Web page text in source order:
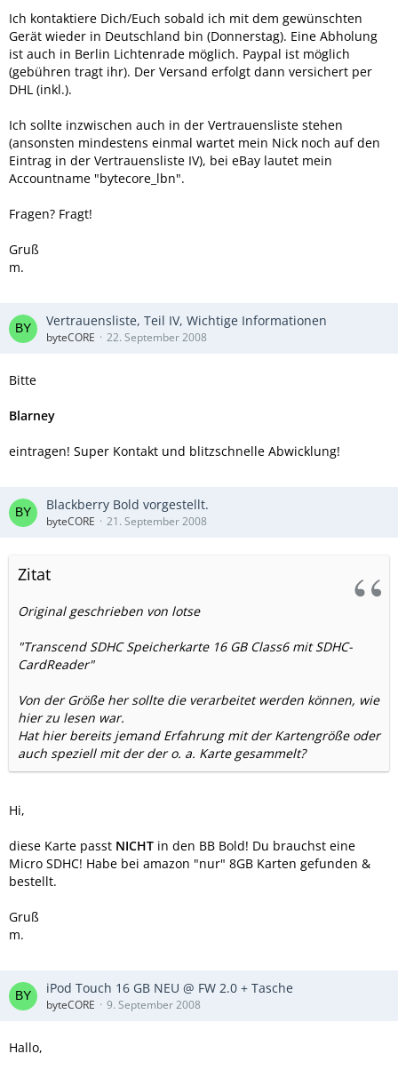
Ich kontaktiere Dich/Euch sobald ich mit dem gewünschten
Gerät wieder in Deutschland bin (Donnerstag). Eine Abholung
ist auch in Berlin Lichtenrade möglich. Paypal ist möglich
(gebühren tragt ihr). Der Versand erfolgt dann versichert per
DHL (inkl.).
Ich sollte inzwischen auch in der Vertrauensliste stehen
(ansonsten mindestens einmal wartet mein Nick noch auf den
Eintrag in der Vertrauensliste IV), bei eBay lautet mein
Accountname "bytecore_lbn".
Fragen? Fragt!
Gruß
m.
Vertrauensliste, Teil IV, Wichtige Informationen
byteCORE 22. September 2008
Bitte
Blarney
eintragen! Super Kontakt und blitzschnelle Abwicklung!
Blackberry Bold vorgestellt.
byteCORE 21. September 2008
Zitat
Original geschrieben von lotse
"Transcend SDHC Speicherkarte 16 GB Class6 mit SDHC-
CardReader"
Von der Größe her sollte die verarbeitet werden können, wie
hier zu lesen war.
Hat hier bereits jemand Erfahrung mit der Kartengröße oder
auch speziell mit der der o. a. Karte gesammelt?
Hi,
diese Karte passt NICHT in den BB Bold! Du brauchst eine
Micro SDHC! Habe bei amazon "nur" 8GB Karten gefunden &
bestellt.
Gruß
m.
iPod Touch 16 GB NEU @ FW 2.0 + Tasche
byteCORE 9. September 2008
Hallo,